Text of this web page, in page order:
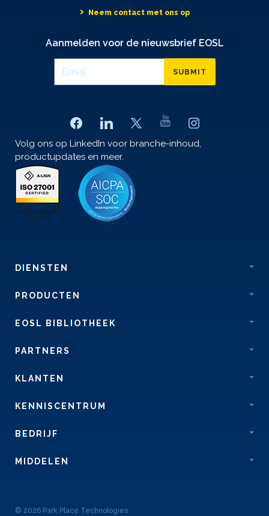
Neem contact met ons op
Aanmelden voor de nieuwsbrief EOSL
SUBMIT
Volg ons op LinkedIn voor branche-inhoud,
productupdates en meer.
DIENSTEN
PRODUCTEN
EOSL BIBLIOTHEEK
PARTNERS
KLANTEN
KENNISCENTRUM
BEDRIJF
MIDDELEN
© 2026 Park Place Technologies